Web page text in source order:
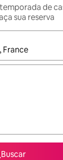
de
sua reserva
Buscar